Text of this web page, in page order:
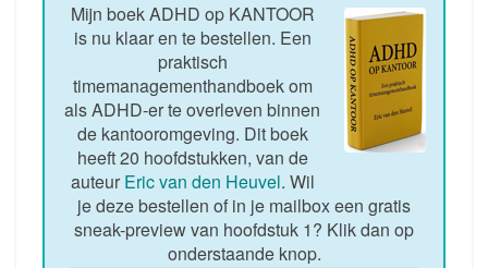
Mijn boek ADHD op KANTOOR
is nu klaar en te bestellen. Een
praktisch
timemanagementhandboek om
als ADHD-er te overleven binnen
de kantooromgeving. Dit boek
heeft 20 hoofdstukken, van de
auteur Eric van den Heuvel. Wil
je deze bestellen of in je mailbox een gratis
sneak-preview van hoofdstuk 1? Klik dan op
onderstaande knop.